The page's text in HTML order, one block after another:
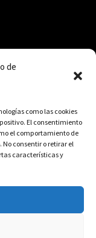
de
como las cookies
El consentimiento
el comportamiento de
consentir o retirar el
características y